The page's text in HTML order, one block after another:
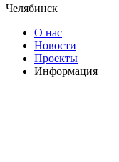
Челябинск
О нас
Новости
Проекты
Информация